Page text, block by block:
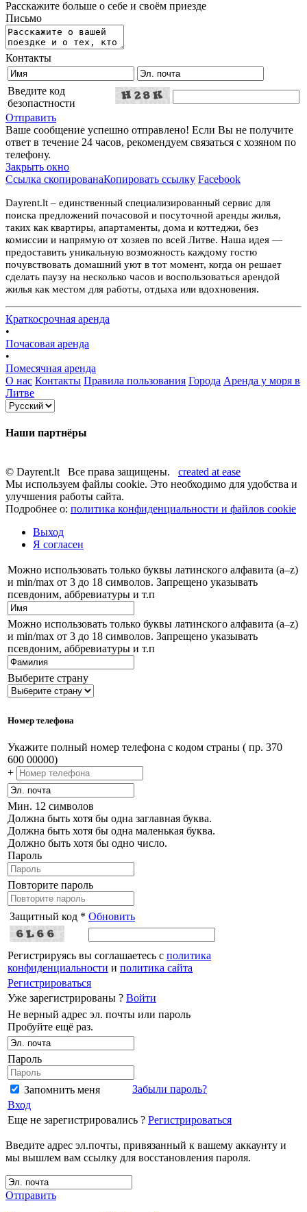
Расскажите больше о себе и своём приезде
Письмо
Контакты
Введите код
безопастности
Отправить
Ваше сообщение успешно отправлено! Если Вы не получите
ответ в течение 24 часов, рекомендуем связаться с хозяном по
телефону.
Закрыть окно
Ссылка скопированаКопировать ссылку Facebook
Dayrent.lt – единственный специализированный сервис для
поиска предложений почасовой и посуточной аренды жилья,
таких как квартиры, апартаменты, дома и коттеджи, без
комиссии и напрямую от хозяев по всей Литве. Наша идея —
предоставить уникальную возможность каждому гостю
почувствовать домашний уют в тот момент, когда он решает
сделать паузу на несколько часов и воспользоваться арендой
жилья как местом для работы, отдыха или вдохновения.
Краткосрочная аренда
•
Почасовая аренда
•
Помесячная аренда
О нас Контакты Правила пользования Города Аренда у моря в
Литве
Наши партнёры
© Dayrent.lt Все права защищены. created at ease
Мы используем файлы cookie. Это необходимо для удобства и
улучшения работы сайта.
Подробнее о: политика конфиденциальности и файлов cookie
Выход
Я согласен
Можно использовать только буквы латинского алфавита (a–z)
и min/max от 3 до 18 символов. Запрещено указывать
псевдоним, аббревиатуры и т.п
Можно использовать только буквы латинского алфавита (a–z)
и min/max от 3 до 18 символов. Запрещено указывать
псевдоним, аббревиатуры и т.п
Выберите страну
Номер телефона
Укажите полный номер телефона с кодом страны ( пр. 370
600 00000)
+
Мин. 12 символов
Должна быть хотя бы одна заглавная буква.
Должна быть хотя бы одна маленькая буква.
Должно быть хотя бы одно число.
Пароль
Повторите пароль
Защитный код * Обновить
Регистрируясь вы соглашаетесь с политика
конфиденциальности и политика сайта
Регистрироваться
Уже зарегистрированы ? Войти
Не верный адрес эл. почты или пароль
Пробуйте ещё раз.
Пароль
Запомнить меня
Забыли пароль?
Вход
Еще не зарегистрировались ? Регистрироваться
Введите адрес эл.почты, привязанный к вашему аккаунту и
мы вышлем вам ссылку для восстановления пароля.
Отправить